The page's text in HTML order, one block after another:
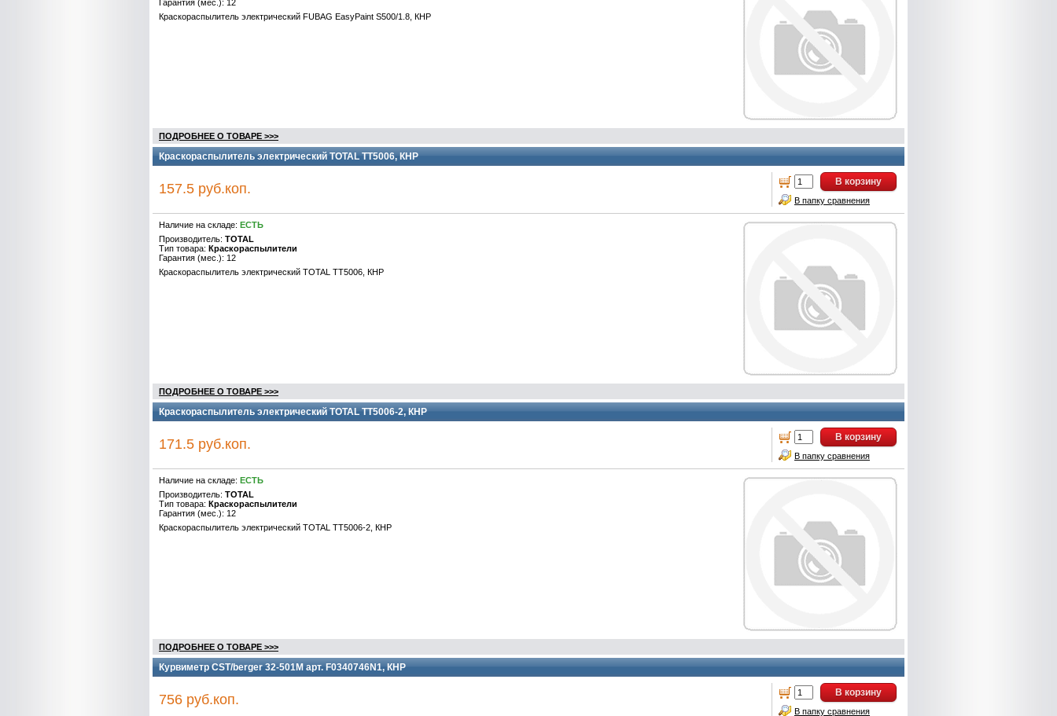
Гарантия (мес.): 12
Краскораспылитель электрический FUBAG EasyPaint S500/1.8, КНР
ПОДРОБНЕЕ О ТОВАРЕ >>>
Краскораспылитель электрический TOTAL TT5006, КНР
157.5 руб.коп. В корзину
В папку сравнения
Наличие на складе: ЕСТЬ
Производитель: TOTAL
Тип товара: Краскораспылители
Гарантия (мес.): 12
Краскораспылитель электрический TOTAL TT5006, КНР
ПОДРОБНЕЕ О ТОВАРЕ >>>
Краскораспылитель электрический TOTAL TT5006-2, КНР
171.5 руб.коп. В корзину
В папку сравнения
Наличие на складе: ЕСТЬ
Производитель: TOTAL
Тип товара: Краскораспылители
Гарантия (мес.): 12
Краскораспылитель электрический TOTAL TT5006-2, КНР
ПОДРОБНЕЕ О ТОВАРЕ >>>
Курвиметр CST/berger 32-501M арт. F0340746N1, КНР
756 руб.коп. В корзину
В папку сравнения